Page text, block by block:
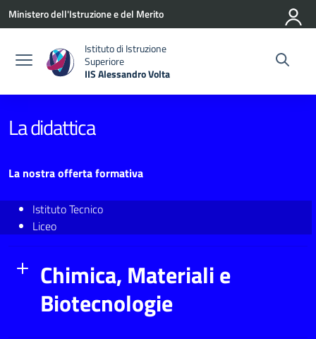
Vai ai contenuti
Vai al menu di navigazione
Vai al footer
Ministero dell'Istruzione e del Merito
Istituto di Istruzione
Superiore
IIS Alessandro Volta
La didattica
La nostra offerta formativa
Istituto Tecnico
Liceo
Chimica, Materiali e
Biotecnologie